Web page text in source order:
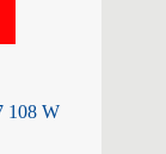
108 W